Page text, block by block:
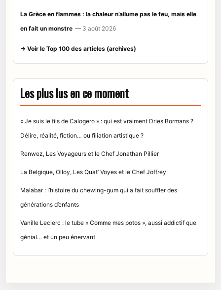
La Grèce en flammes : la chaleur n’allume pas le feu, mais elle
en fait un monstre — 3 août 2026
→ Voir le Top 100 des articles (archives)
Les plus lus en ce moment
« Je suis le fils de Calogero » : qui est vraiment Dries Bormans ?
Délire, réalité, fiction… ou filiation artistique ?
Renwez, Les Voyageurs et le Chef Jonathan Pillier
La Belgique, Olloy, Les Quat’ Voyes et le Chef Joffrey
Malabar : l’histoire du chewing-gum qui a fait souffler des
générations d’enfants
Vanille Leclerc : le tube « Comme mes potos », aussi addictif que
génial… et un peu énervant